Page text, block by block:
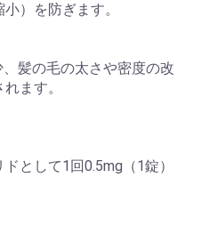
）を防ぎます。
髪の毛の太さや密度の改
ます。
として1回0.5mg（1錠）